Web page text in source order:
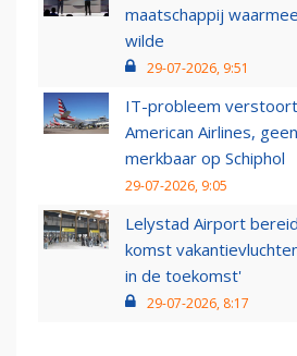
maatschappij
wilde
29-07-2026, 9:51
IT-probleem
American Airlines,
merkbaar op Schiphol
29-07-2026, 9:05
Lelystad Airport
komst
in de toekomst'
29-07-2026, 8:17